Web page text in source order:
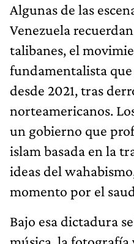
Algunas de las
Venezuela
talibanes, el
fundamentalista
desde 2021, tras
norteamericanos.
un gobierno que
islam basada en la
ideas del
momento por el
Bajo esa dictadura